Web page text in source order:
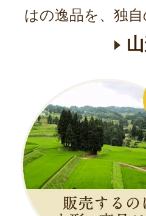
はの逸品を、独